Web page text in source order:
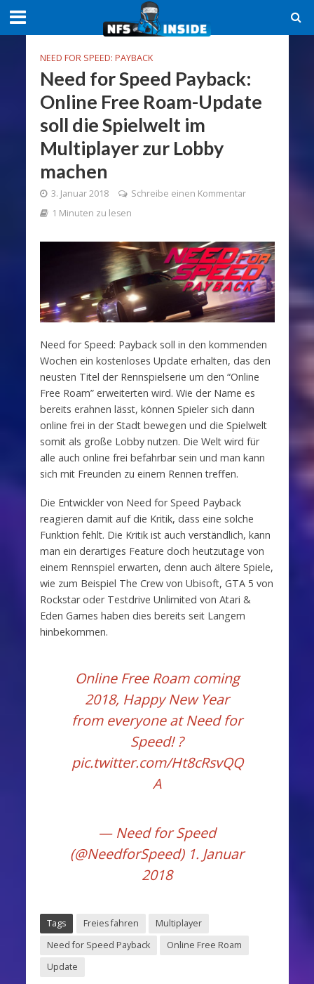
NEED FOR SPEED: PAYBACK
Need for Speed Payback:
Online Free Roam-Update
soll die Spielwelt im
Multiplayer zur Lobby
machen
3. Januar 2018
Schreibe einen Kommentar
1 Minuten zu lesen
Need for Speed: Payback soll in den kommenden
Wochen ein kostenloses Update erhalten, das den
neusten Titel der Rennspielserie um den “Online
Free Roam” erweiterten wird. Wie der Name es
bereits erahnen lässt, können Spieler sich dann
online frei in der Stadt bewegen und die Spielwelt
somit als große Lobby nutzen. Die Welt wird für
alle auch online frei befahrbar sein und man kann
sich mit Freunden zu einem Rennen treffen.
Die Entwickler von Need for Speed Payback
reagieren damit auf die Kritik, dass eine solche
Funktion fehlt. Die Kritik ist auch verständlich, kann
man ein derartiges Feature doch heutzutage von
einem Rennspiel erwarten, denn auch ältere Spiele,
wie zum Beispiel The Crew von Ubisoft, GTA 5 von
Rockstar oder Testdrive Unlimited von Atari &
Eden Games haben dies bereits seit Langem
hinbekommen.
Online Free Roam coming
2018, Happy New Year
from everyone at Need for
Speed! ?
pic.twitter.com/Ht8cRsvQQ
A
— Need for Speed
(@NeedforSpeed) 1. Januar
2018
Tags Freies fahren
Multiplayer
Need for Speed Payback
Online Free Roam
Update